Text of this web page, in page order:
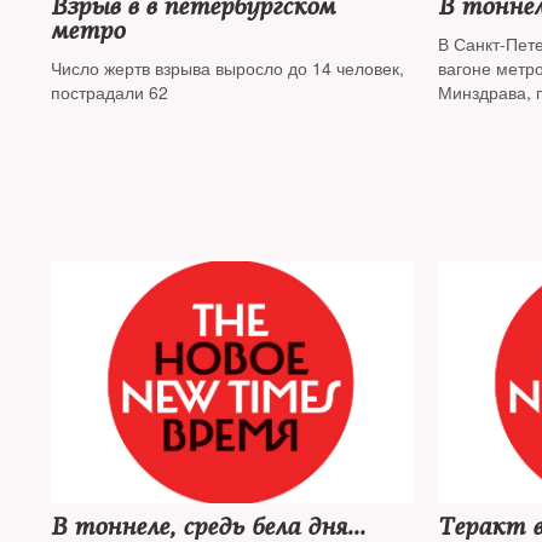
Взрыв в в петербургском
метро
Число жертв взрыва выросло до 14 человек,
пострадали 62
В
В Санкт-
вагоне
Минздрава,
В тоннеле, средь бела дня... Теракт